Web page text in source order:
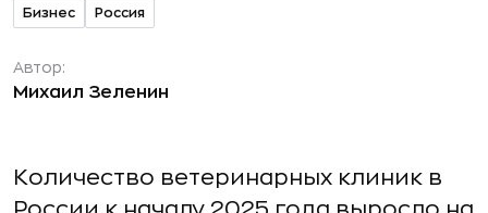
Бизнес Россия
Автор:
Михаил Зеленин
Количество ветеринарных клиник в